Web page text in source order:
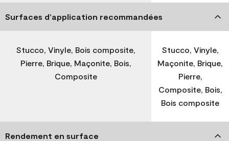
Surfaces d’application recommandées
Stucco, Vinyle, Bois composite,
Pierre, Brique, Maçonite, Bois,
Composite
Stucco, Vinyle,
Maçonite, Brique,
Pierre,
Composite, Bois,
Bois composite
Rendement en surface